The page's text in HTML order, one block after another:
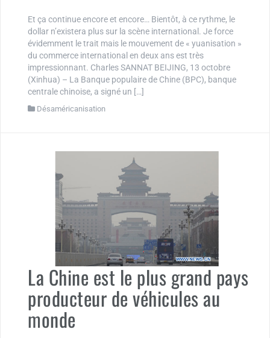
Et ça continue encore et encore… Bientôt, à ce rythme, le
dollar n’existera plus sur la scène international. Je force
évidemment le trait mais le mouvement de « yuanisation »
du commerce international en deux ans est très
impressionnant. Charles SANNAT BEIJING, 13 octobre
(Xinhua) – La Banque populaire de Chine (BPC), banque
centrale chinoise, a signé un […]
Désaméricanisation
La Chine est le plus grand pays
producteur de véhicules au
monde